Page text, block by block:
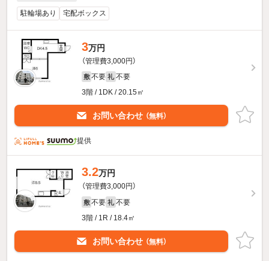
駐輪場あり 宅配ボックス
3万円
（管理費3,000円）
敷 不要 礼 不要
3階 / 1DK / 20.15㎡
お問い合わせ （無料）
提供
3.2万円
（管理費3,000円）
敷 不要 礼 不要
3階 / 1R / 18.4㎡
お問い合わせ （無料）